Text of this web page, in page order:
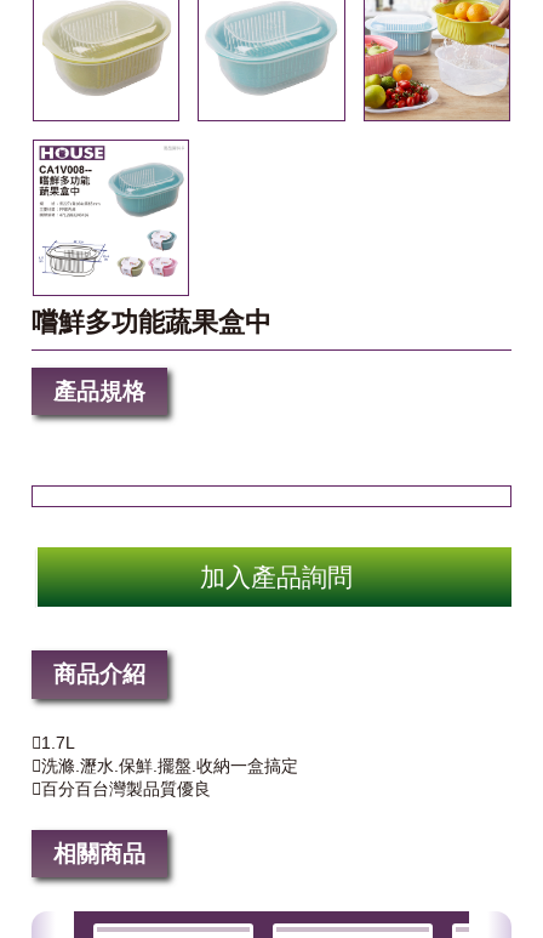
嚐鮮多功能蔬果盒中
產品規格
加入產品詢問
商品介紹
1.7L
洗滌.瀝水.保鮮.擺盤.收納一盒搞定
百分百台灣製品質優良
相關商品